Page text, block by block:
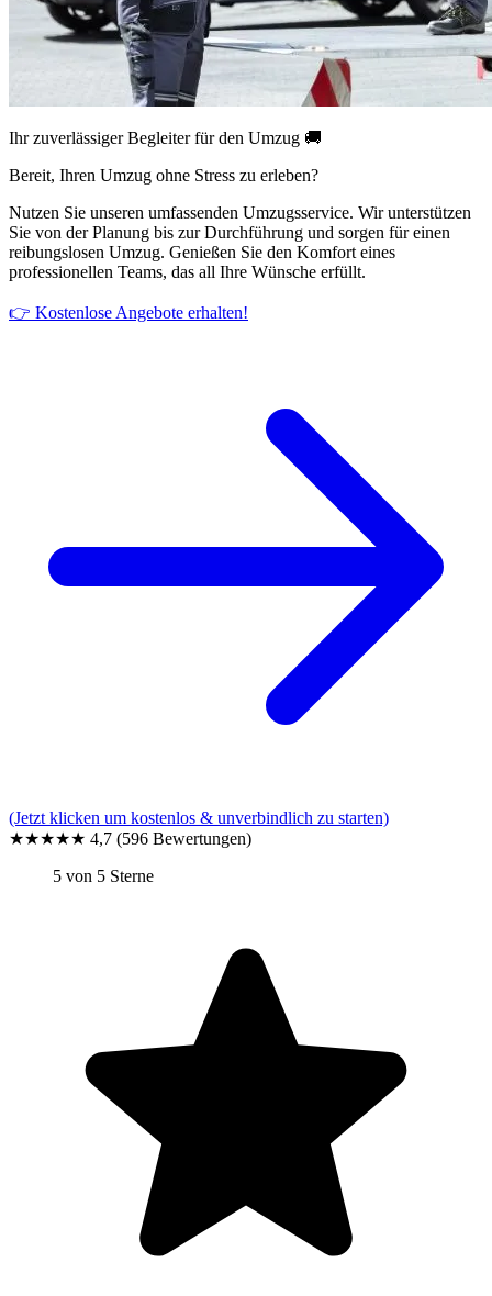
Ihr zuverlässiger Begleiter für den Umzug 🚚
Bereit, Ihren Umzug ohne Stress zu erleben?
Nutzen Sie unseren umfassenden Umzugsservice. Wir unterstützen
Sie von der Planung bis zur Durchführung und sorgen für einen
reibungslosen Umzug. Genießen Sie den Komfort eines
professionellen Teams, das all Ihre Wünsche erfüllt.
👉 Kostenlose Angebote erhalten!
(Jetzt klicken um kostenlos & unverbindlich zu starten)
★★★★★ 4,7 (596 Bewertungen)
5 von 5 Sterne